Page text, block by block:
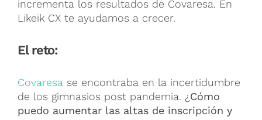
incrementa los resultados de Covaresa. En
Likeik CX te ayudamos a crecer.
El reto:
Covaresa se encontraba en la incertidumbre
de los gimnasios post pandemia. ¿Cómo
puedo aumentar las altas de inscripción y